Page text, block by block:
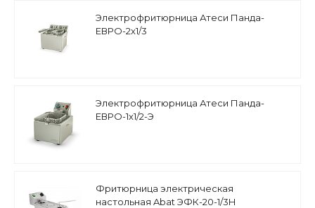
Электрофритюрница Атеси Панда-
ЕВРО-2х1/3
Электрофритюрница Атеси Панда-
ЕВРО-1х1/2-Э
Фритюрница электрическая
настольная Abat ЭФК-20-1/3Н